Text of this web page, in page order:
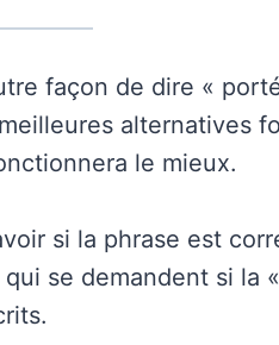
façon de dire «
alternatives
le mieux.
si la phrase est
se demandent si la